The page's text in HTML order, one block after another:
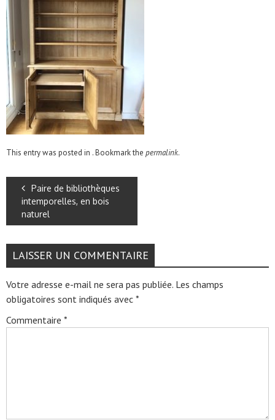
This entry was posted in . Bookmark the permalink.
Paire de bibliothèques
intemporelles, en bois
naturel
LAISSER UN COMMENTAIRE
Votre adresse e-mail ne sera pas publiée. Les champs
obligatoires sont indiqués avec *
Commentaire *